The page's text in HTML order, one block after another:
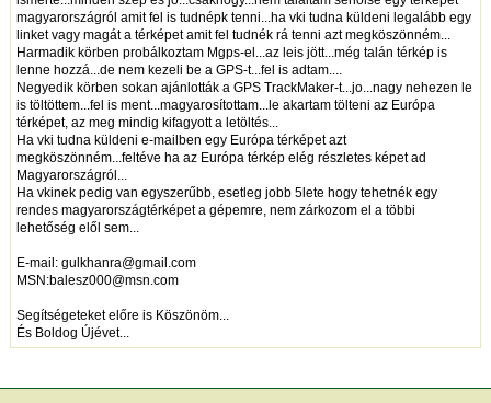
magyarországról amit fel is tudnépk tenni...ha vki tudna küldeni legalább egy
linket vagy magát a térképet amit fel tudnék rá tenni azt megköszönném...
Harmadik körben probálkoztam Mgps-el...az leis jött...még talán térkép is
lenne hozzá...de nem kezeli be a GPS-t...fel is adtam....
Negyedik körben sokan ajánlották a GPS TrackMaker-t...jo...nagy nehezen le
is töltöttem...fel is ment...magyarosítottam...le akartam tölteni az Európa
térképet, az meg mindig kifagyott a letöltés...
Ha vki tudna küldeni e-mailben egy Európa térképet azt
megköszönném...feltéve ha az Európa térkép elég részletes képet ad
Magyarországról...
Ha vkinek pedig van egyszerűbb, esetleg jobb 5lete hogy tehetnék egy
rendes magyarországtérképet a gépemre, nem zárkozom el a többi
lehetőség elől sem...
E-mail: gulkhanra@gmail.com
MSN:balesz000@msn.com
Segítségeteket előre is Köszönöm...
És Boldog Újévet...